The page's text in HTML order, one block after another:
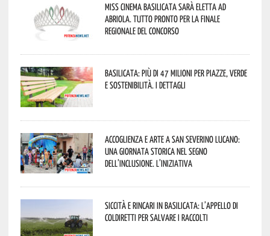
Miss Cinema Basilicata sarà eletta ad
Abriola. Tutto pronto per la finale
regionale del concorso
Basilicata: più di 47 milioni per piazze, verde
e sostenibilità. I dettagli
Accoglienza e arte a San Severino Lucano:
una giornata storica nel segno
dell’inclusione. L’iniziativa
Siccità e rincari in Basilicata: l’appello di
Coldiretti per salvare i raccolti